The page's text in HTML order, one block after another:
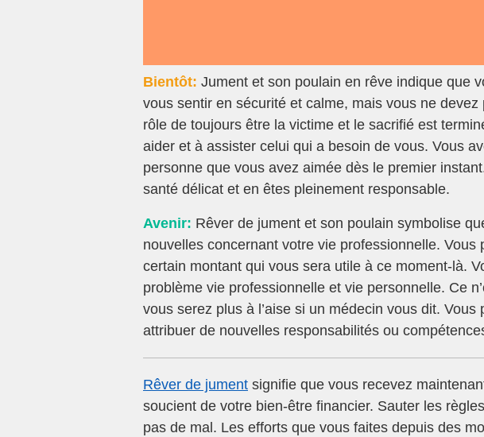
Bientôt: Jument et son poulain en rêve indique que
vous sentir en sécurité et calme, mais vous ne
rôle de toujours être la victime et le sacrifié est
aider et à assister celui qui a besoin de vous. Vous
personne que vous avez aimée dès le premier
santé délicat et en êtes pleinement responsable.
Avenir: Rêver de jument et son poulain symbolise
nouvelles concernant votre vie professionnelle. Vous
certain montant qui vous sera utile à ce moment-là.
problème vie professionnelle et vie personnelle. Ce
vous serez plus à l’aise si un médecin vous dit.
attribuer de nouvelles responsabilités ou
Rêver de jument signifie que vous recevez
soucient de votre bien-être financier. Sauter les
pas de mal. Les efforts que vous faites depuis des